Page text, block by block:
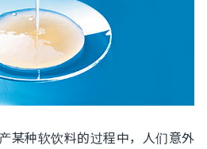
某种软饮料的过程中，人们意外